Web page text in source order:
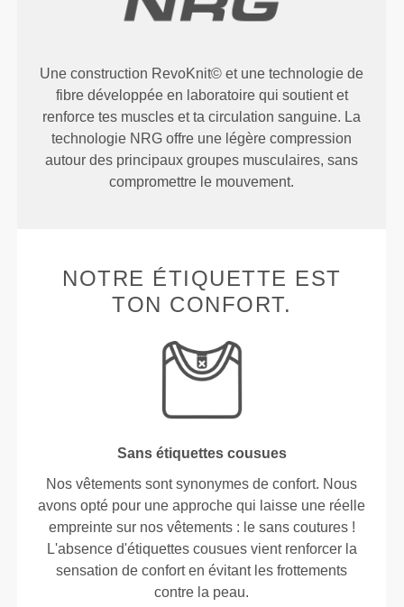
Une construction RevoKnit© et une technologie de
fibre développée en laboratoire qui soutient et
renforce tes muscles et ta circulation sanguine. La
technologie NRG offre une légère compression
autour des principaux groupes musculaires, sans
compromettre le mouvement.
NOTRE ÉTIQUETTE EST
TON CONFORT.
Sans étiquettes cousues
Nos vêtements sont synonymes de confort. Nous
avons opté pour une approche qui laisse une réelle
empreinte sur nos vêtements : le sans coutures !
L'absence d'étiquettes cousues vient renforcer la
sensation de confort en évitant les frottements
contre la peau.